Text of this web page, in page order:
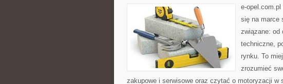
e-
się na marce
związane: od
techniczne,
rynku. To
zrozumieć
zakupowe i serwisowe oraz czytać o motoryzacji w